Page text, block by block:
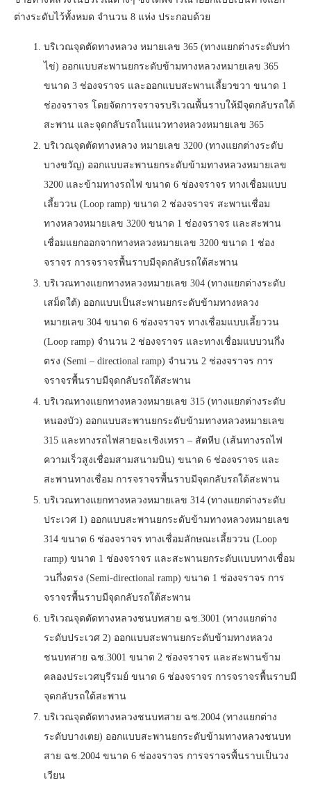
ต่างระดับไว้ทั้งหมด จำนวน 8 แห่ง ประกอบด้วย
บริเวณจุดตัดทางหลวง หมายเลข 365 (ทางแยกต่างระดับท่า
ไข่) ออกแบบสะพานยกระดับข้ามทางหลวงหมายเลข 365
ขนาด 3 ช่องจราจร และออกแบบสะพานเลี้ยวขวา ขนาด 1
ช่องจราจร โดยจัดการจราจรบริเวณพื้นราบให้มีจุดกลับรถใต้
สะพาน และจุดกลับรถในแนวทางหลวงหมายเลข 365
บริเวณจุดตัดทางหลวง หมายเลข 3200 (ทางแยกต่างระดับ
บางขวัญ) ออกแบบสะพานยกระดับข้ามทางหลวงหมายเลข
3200 และข้ามทางรถไฟ ขนาด 6 ช่องจราจร ทางเชื่อมแบบ
เลี้ยววน (Loop ramp) ขนาด 2 ช่องจราจร สะพานเชื่อม
ทางหลวงหมายเลข 3200 ขนาด 1 ช่องจราจร และสะพาน
เชื่อมแยกออกจากทางหลวงหมายเลข 3200 ขนาด 1 ช่อง
จราจร การจราจรพื้นราบมีจุดกลับรถใต้สะพาน
บริเวณทางแยกทางหลวงหมายเลข 304 (ทางแยกต่างระดับ
เสม็ดใต้) ออกแบบเป็นสะพานยกระดับข้ามทางหลวง
หมายเลข 304 ขนาด 6 ช่องจราจร ทางเชื่อมแบบเลี้ยววน
(Loop ramp) จำนวน 2 ช่องจราจร และทางเชื่อมแบบวนกึ่ง
ตรง (Semi – directional ramp) จำนวน 2 ช่องจราจร การ
จราจรพื้นราบมีจุดกลับรถใต้สะพาน
บริเวณทางแยกทางหลวงหมายเลข 315 (ทางแยกต่างระดับ
หนองบัว) ออกแบบสะพานยกระดับข้ามทางหลวงหมายเลข
315 และทางรถไฟสายฉะเชิงเทรา – สัตหีบ (เส้นทางรถไฟ
ความเร็วสูงเชื่อมสามสนามบิน) ขนาด 6 ช่องจราจร และ
สะพานทางเชื่อม การจราจรพื้นราบมีจุดกลับรถใต้สะพาน
บริเวณทางแยกทางหลวงหมายเลข 314 (ทางแยกต่างระดับ
ประเวศ 1) ออกแบบสะพานยกระดับข้ามทางหลวงหมายเลข
314 ขนาด 6 ช่องจราจร ทางเชื่อมลักษณะเลี้ยววน (Loop
ramp) ขนาด 1 ช่องจราจร และสะพานยกระดับแบบทางเชื่อม
วนกึ่งตรง (Semi-directional ramp) ขนาด 1 ช่องจราจร การ
จราจรพื้นราบมีจุดกลับรถใต้สะพาน
บริเวณจุดตัดทางหลวงชนบทสาย ฉช.3001 (ทางแยกต่าง
ระดับประเวศ 2) ออกแบบสะพานยกระดับข้ามทางหลวง
ชนบทสาย ฉช.3001 ขนาด 2 ช่องจราจร และสะพานข้าม
คลองประเวศบุรีรมย์ ขนาด 6 ช่องจราจร การจราจรพื้นราบมี
จุดกลับรถใต้สะพาน
บริเวณจุดตัดทางหลวงชนบทสาย ฉช.2004 (ทางแยกต่าง
ระดับบางเตย) ออกแบบสะพานยกระดับข้ามทางหลวงชนบท
สาย ฉช.2004 ขนาด 6 ช่องจราจร การจราจรพื้นราบเป็นวง
เวียน